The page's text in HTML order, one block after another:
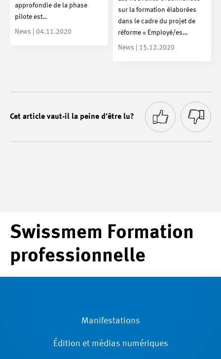
sur la formation élaborées
dans le cadre du projet de
réforme « Employé/es…
News | 15.12.2020
approfondie de la phase
pilote est…
News | 04.11.2020
Cet article vaut-il la peine d'être lu?
Swissmem Formation
professionnelle
Manifestations
Édition et médias numériques